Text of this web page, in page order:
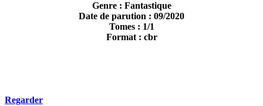
Genre : Fantastique
Date de parution : 09/2020
Tomes : 1/1
Format : cbr
Regarder